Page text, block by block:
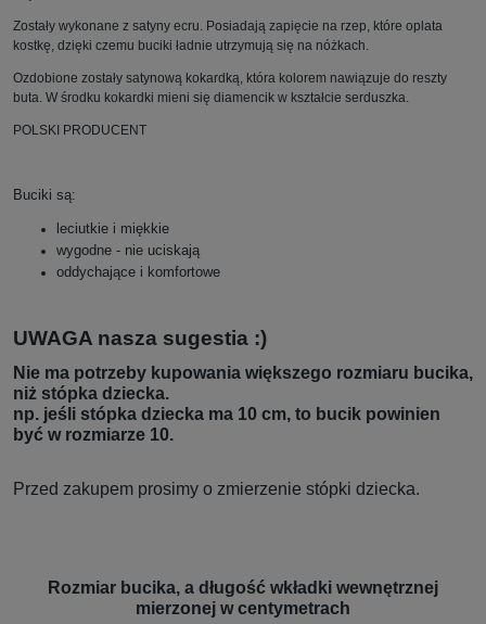
Zostały wykonane z satyny ecru. Posiadają zapięcie na rzep, które oplata
kostkę, dzięki czemu buciki ładnie utrzymują się na nóżkach.
Ozdobione zostały satynową kokardką, która kolorem nawiązuje do reszty
buta. W środku kokardki mieni się diamencik w kształcie serduszka.
POLSKI PRODUCENT
Buciki są:
leciutkie i miękkie
wygodne - nie uciskają
oddychające i komfortowe
UWAGA nasza sugestia :)
Nie ma potrzeby kupowania większego rozmiaru bucika,
niż stópka dziecka.
np. jeśli stópka dziecka ma 10 cm, to bucik powinien
być w rozmiarze 10.
Przed zakupem prosimy o zmierzenie stópki dziecka.
Rozmiar bucika, a długość wkładki wewnętrznej
mierzonej w centymetrach